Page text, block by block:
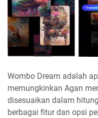
Wombo Dream adalah
memungkinkan Agan
disesuaikan dalam
berbagai fitur dan opsi